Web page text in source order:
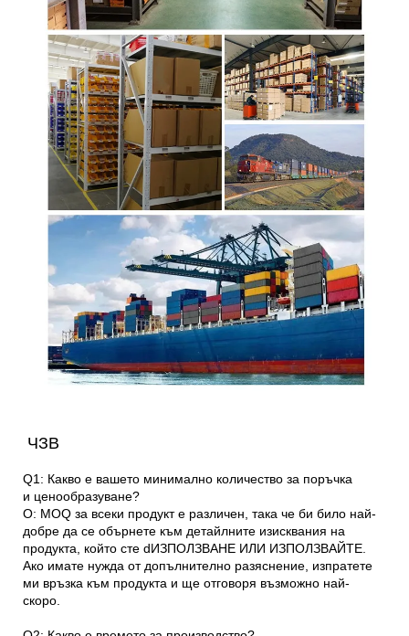
ЧЗВ
Q1: Какво е вашето минимално количество за поръчка
и ценообразуване?
О: MOQ за всеки продукт е различен, така че би било най-
добре да се обърнете към детайлните изисквания на
продукта, който сте dИЗПОЛЗВАНЕ ИЛИ ИЗПОЛЗВАЙТЕ.
Ако имате нужда от допълнително разяснение, изпратете
ми връзка към продукта и ще отговоря възможно най-
скоро.